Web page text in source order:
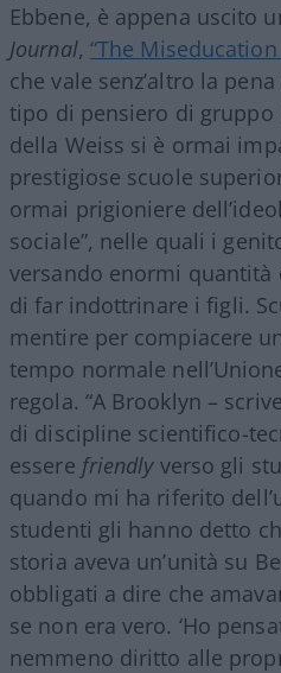
Ebbene, è appena uscito
Journal, “The Miseducation
che vale senz’altro la
tipo di pensiero di gruppo
della Weiss si è ormai
prestigiose scuole
ormai prigioniere
sociale”, nelle quali i
versando enormi
di far indottrinare i figli.
mentire per compiacere
tempo normale
regola. “A Brooklyn –
di discipline scientifico-
essere friendlyverso gli
quando mi ha riferito
studenti gli hanno detto
storia aveva un’unità su
obbligati a dire che
se non era vero. ‘Ho
nemmeno diritto alle